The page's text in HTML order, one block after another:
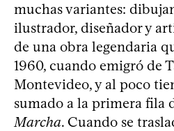
muchas variantes:
ilustrador, diseñador y
de una obra legendaria
1960, cuando emigró de
Montevideo, y al poco
sumado a la primera fila
Marcha. Cuando se